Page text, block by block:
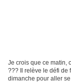
Je crois que ce matin,
??? Il relève le défi de
dimanche pour aller